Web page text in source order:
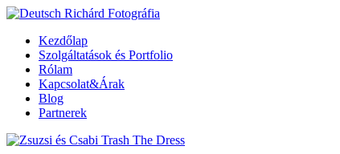
Kezdőlap
Szolgáltatások és Portfolio
Rólam
Kapcsolat&Árak
Blog
Partnerek